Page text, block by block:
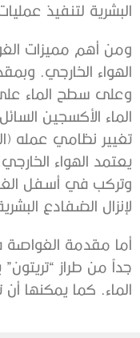
البشرية لتنفيذ
ومن أهم مميزات
الهواء الخارجي.
وعلى سطح الماء
الماء الأكسجين
تغيير نظامي عمله
يعتمد الهواء
وتركب في أسفل
لإنزال الضفادع
أما مقدمة
جداً من طراز
الماء. كما يمكنها